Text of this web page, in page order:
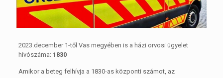
2023.december 1-től Vas megyében is a házi orvosi ügyelet
hívószáma: 1830
Amikor a beteg felhívja a 1830-as központi számot, az